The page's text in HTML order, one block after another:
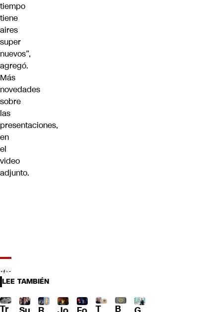
tiempo
tiene
aires
super
nuevos”,
agregó.
Más
novedades
sobre
las
presentaciones,
en
el
video
adjunto.
LEE TAMBIÉN
Tr
T
B